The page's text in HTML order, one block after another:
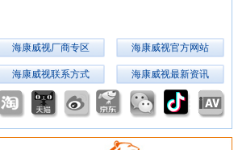
海康威视厂商专区 海康威视官方网站
海康威视联系方式 海康威视最新资讯